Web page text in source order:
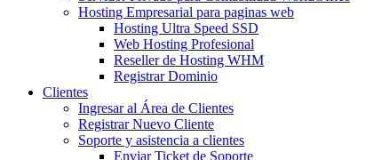
Hosting Empresarial para paginas web
Hosting Ultra Speed SSD
Web Hosting Profesional
Reseller de Hosting WHM
Registrar Dominio
Clientes
Ingresar al Área de Clientes
Registrar Nuevo Cliente
Soporte y asistencia a clientes
Enviar Ticket de Soporte